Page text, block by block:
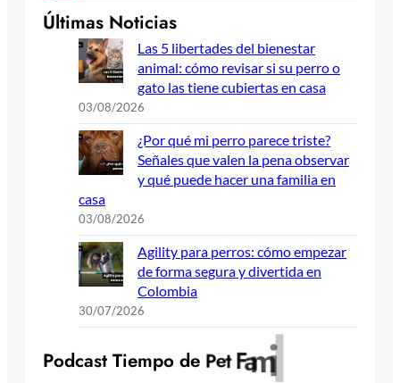
Últimas Noticias
Las 5 libertades del bienestar
animal: cómo revisar si su perro o
gato las tiene cubiertas en casa
03/08/2026
¿Por qué mi perro parece triste?
Señales que valen la pena observar
y qué puede hacer una familia en
casa
03/08/2026
Agility para perros: cómo empezar
de forma segura y divertida en
Colombia
30/07/2026
Podcast Tiempo de Pet Famil